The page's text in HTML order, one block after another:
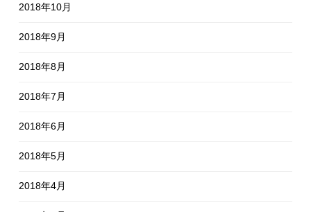
2018年10月
2018年9月
2018年8月
2018年7月
2018年6月
2018年5月
2018年4月